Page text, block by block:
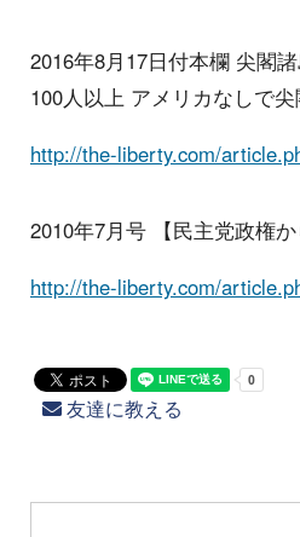
2016年8月17日付本欄 尖閣
100人以上 アメリカなしで
http://the-liberty.com/
2010年7月号 【民主党政権
http://the-liberty.com/
友達に教える